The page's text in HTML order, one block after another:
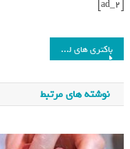
باکتری های لثه با قلب چه می کنند؟_فرنگی
نوشته های مرتبط